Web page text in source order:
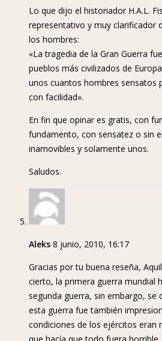
Lo que dijo el historiador H.A.L.
representativo y muy clarificador
los hombres:
«La tragedia de la Gran Guerra
pueblos más civilizados de
unos cuantos hombres sensatos
con facilidad».
En fin que opinar es gratis, con
fundamento, con sensatez o sin
inamovibles y solamente unos.
Saludos.
Aleks 8 junio, 2010, 16:17
Gracias por tu buena reseña,
cierto, la primera guerra mundial
segunda guerra, sin embargo, se
esta guerra fue también
condiciones de los ejércitos eran